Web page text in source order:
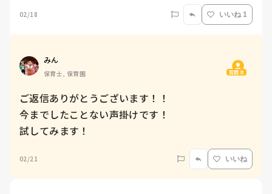
02/18 いいね 1
みん
保育士, 保育園 質問主
ご返信ありがとうございます！！
今までしたことない声掛けです！
試してみます！
02/21 いいね